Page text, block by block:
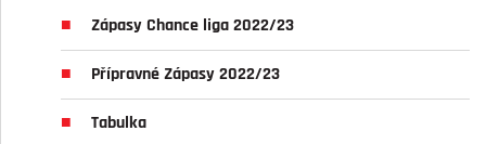
Zápasy Chance liga 2022/23
Přípravné Zápasy 2022/23
Tabulka